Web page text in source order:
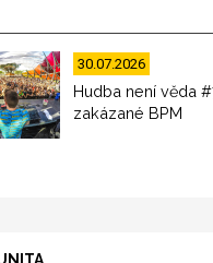
30.07.2026
Hudba není věda
zakázané BPM